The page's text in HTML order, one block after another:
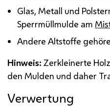
Glas, Metall und
Sperrmüllmulde am
Andere Altstoffe
Hinweis: Zerkleinerte
den Mulden und daher
Verwertung